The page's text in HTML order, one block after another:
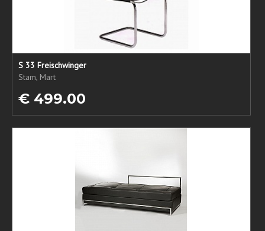
S 33 Freischwinger
Stam, Mart
€ 499.00